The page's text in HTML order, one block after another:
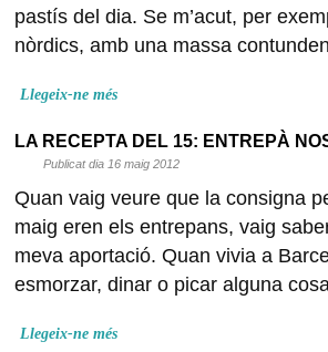
pastís del dia. Se m’acut, per
nòrdics, amb una massa
Llegeix-ne més
LA RECEPTA DEL 15: ENTREPÀ
Publicat dia 16 maig 2012
Quan vaig veure que la consigna
maig eren els entrepans, vaig
meva aportació. Quan vivia a
esmorzar, dinar o picar alguna
Llegeix-ne més